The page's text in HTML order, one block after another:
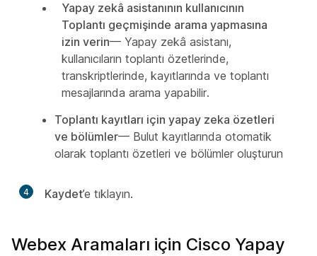
Yapay zekâ asistanının kullanıcının
Toplantı geçmişinde arama yapmasına
izin verin— Yapay zekâ asistanı,
kullanıcıların toplantı özetlerinde,
transkriptlerinde, kayıtlarında ve toplantı
mesajlarında arama yapabilir.
Toplantı kayıtları için yapay zeka özetleri
ve bölümler— Bulut kayıtlarında otomatik
olarak toplantı özetleri ve bölümler oluşturun
4 Kaydet’e tıklayın.
Webex Aramaları için Cisco Yapay